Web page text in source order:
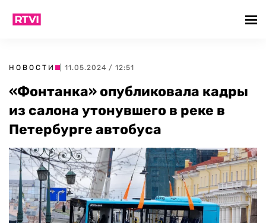
НОВОСТИ | 11.05.2024 / 12:51
«Фонтанка» опубликовала кадры
из салона утонувшего в реке в
Петербурге автобуса